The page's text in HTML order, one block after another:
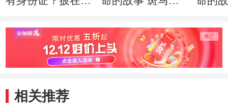
动物带来一场盛宴
千里
相关推荐